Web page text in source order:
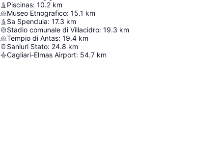
Piscinas: 10.2 km
Museo Etnografico: 15.1 km
Sa Spendula: 17.3 km
Stadio comunale di Villacidro: 19.3 km
Tempio di Antas: 19.4 km
Sanluri Stato: 24.8 km
Cagliari-Elmas Airport: 54.7 km